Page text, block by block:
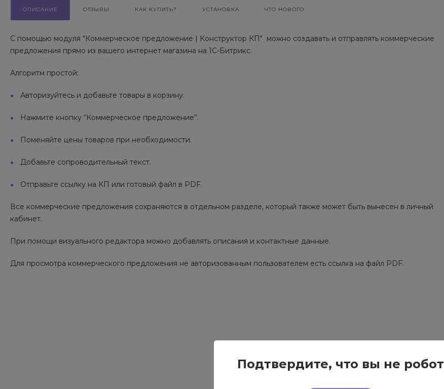
Подтвердите, что вы не робот
ОПИСАНИЕ ОТЗЫВЫ КАК КУПИТЬ? УСТАНОВКА ЧТО НОВОГО
С помощью модуля "Коммерческое предложение | Конструктор КП" можно создавать и отправлять коммерческие
предложения прямо из вашего интернет магазина на 1С-Битрикс.
Алгоритм простой:
Авторизуйтесь и добавьте товары в корзину.
Нажмите кнопку “Коммерческое предложение”.
Поменяйте цены товаров при необходимости.
Добавьте сопроводительный текст.
Отправьте ссылку на КП или готовый файл в PDF.
Все коммерческие предложения сохраняются в отдельном разделе, который также может быть вынесен в личный
кабинет.
При помощи визуального редактора можно добавлять описания и контактные данные.
Для просмотра коммерческого предложения не авторизованным пользователем есть ссылка на файл PDF.